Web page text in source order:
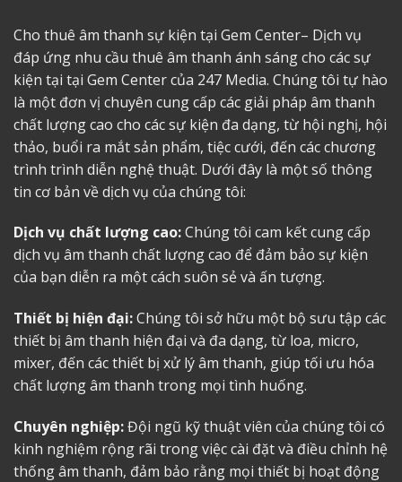
Cho thuê âm thanh sự kiện tại Gem Center– Dịch vụ
đáp ứng nhu cầu thuê âm thanh ánh sáng cho các sự
kiện tại tại Gem Center của 247 Media. Chúng tôi tự hào
là một đơn vị chuyên cung cấp các giải pháp âm thanh
chất lượng cao cho các sự kiện đa dạng, từ hội nghị, hội
thảo, buổi ra mắt sản phẩm, tiệc cưới, đến các chương
trình trình diễn nghệ thuật. Dưới đây là một số thông
tin cơ bản về dịch vụ của chúng tôi:
Dịch vụ chất lượng cao:Chúng tôi cam kết cung cấp
dịch vụ âm thanh chất lượng cao để đảm bảo sự kiện
của bạn diễn ra một cách suôn sẻ và ấn tượng.
Thiết bị hiện đại:Chúng tôi sở hữu một bộ sưu tập các
thiết bị âm thanh hiện đại và đa dạng, từ loa, micro,
mixer, đến các thiết bị xử lý âm thanh, giúp tối ưu hóa
chất lượng âm thanh trong mọi tình huống.
Chuyên nghiệp:Đội ngũ kỹ thuật viên của chúng tôi có
kinh nghiệm rộng rãi trong việc cài đặt và điều chỉnh hệ
thống âm thanh, đảm bảo rằng mọi thiết bị hoạt động